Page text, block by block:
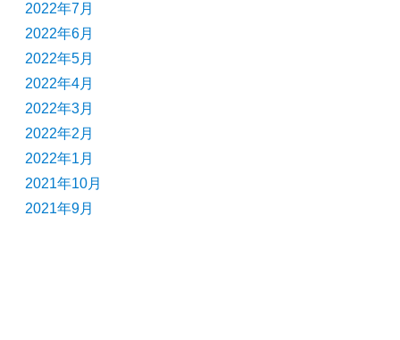
2022年7月
2022年6月
2022年5月
2022年4月
2022年3月
2022年2月
2022年1月
2021年10月
2021年9月